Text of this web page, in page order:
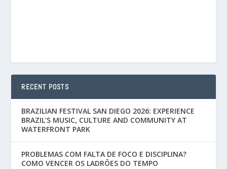
RECENT POSTS
BRAZILIAN FESTIVAL SAN DIEGO 2026: EXPERIENCE
BRAZIL’S MUSIC, CULTURE AND COMMUNITY AT
WATERFRONT PARK
PROBLEMAS COM FALTA DE FOCO E DISCIPLINA?
COMO VENCER OS LADRÕES DO TEMPO